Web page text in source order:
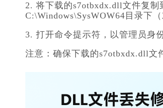
2. 将下载的s7otbxdx.dll文件复制
C:\Windows\SysWOW64目录下（
3. 打开命令提示符，以管理员身
注意：确保下载的s7otbxdx.dll文